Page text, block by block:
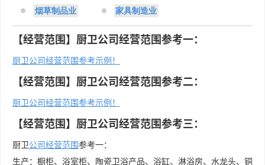
烟草制品业 家具制造业
【经营范围】厨卫公司经营范围参考一：
厨卫公司经营范围参考示例！
【经营范围】厨卫公司经营范围参考二：
厨卫公司经营范围参考示例！
【经营范围】厨卫公司经营范围参考三：
厨卫公司经营范围参考一：
生产：橱柜、浴室柜、陶瓷卫浴产品、浴缸、淋浴房、水龙头、铜